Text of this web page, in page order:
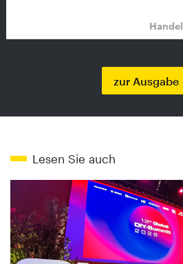
Handel
zur Ausgabe
Lesen Sie auch